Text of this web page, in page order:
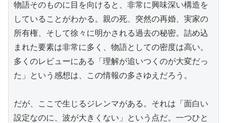
物語そのものに目を向けると、非常に興味深い構造を
していることがわかる。親の死、突然の再婚、実家の
所有権、そして徐々に明かされる過去の秘密。詰め込
まれた要素は非常に多く、物語としての密度は高い。
多くのレビューにある「理解が追いつくのが大変だっ
た」という感想は、この情報の多さゆえだろう。
だが、ここで生じるジレンマがある。それは「面白い
設定なのに、波が大きくない」という点だ。一つひと